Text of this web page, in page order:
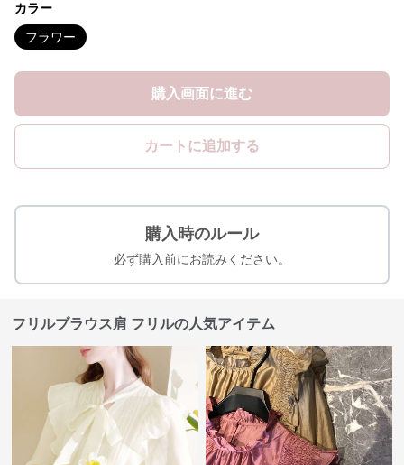
カラー
フラワー
購入画面に進む
カートに追加する
購入時のルール
必ず購入前にお読みください。
フリルブラウス肩 フリルの人気アイテム